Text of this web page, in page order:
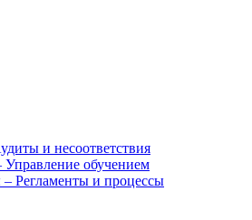
и несоответствия
обучением
Регламенты и процессы